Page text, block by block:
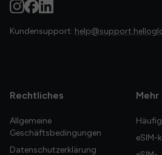
Kundensupport:
Rechtliches
Allgemeine
Geschäftsbedingungen
Datenschutzerklärung
eSIM-